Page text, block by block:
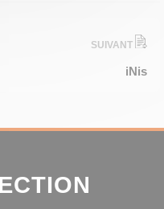
SUIVANT
iNis